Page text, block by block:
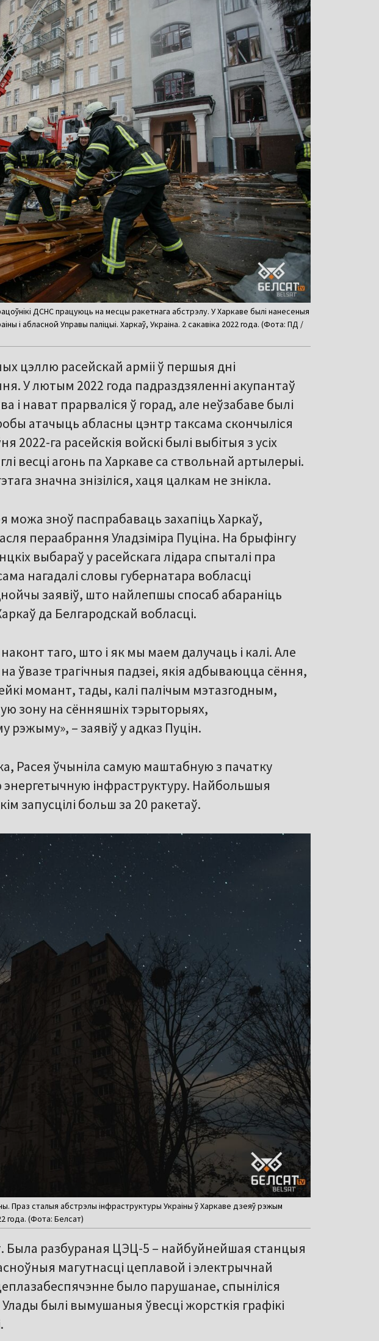
ДСНС працуюць на месцы ракетнага абстрэлу. У Харкаве былі нанесеныя
і абласной Управы паліцыі. Харкаў, Украіна. 2 сакавіка 2022 года. (Фота: ПД /
цэллю расейскай арміі ў першыя дні
У лютым 2022 года падраздзяленні акупантаў
і нават прарваліся ў горад, але неўзабаве былі
атачыць абласны цэнтр таксама скончыліся
2022-га расейскія войскі былі выбітыя з усіх
весці агонь па Харкаве са ствольнай артылерыі.
значна знізіліся, хаця цалкам не знікла.
можа зноў паспрабаваць захапіць Харкаў,
пераабрання Уладзіміра Пуціна. На брыфінгу
выбараў у расейскага лідара спыталі пра
нагадалі словы губернатара вобласці
заявіў, што найлепшы спосаб абараніць
да Белгародскай вобласці.
таго, што і як мы маем далучаць і калі. Але
ўвазе трагічныя падзеі, якія адбываюцца сёння,
момант, тады, калі палічым мэтазгодным,
зону на сённяшніх тэрыторыях,
рэжыму», – заявіў у адказ Пуцін.
Расея ўчыніла самую маштабную з пачатку
энергетычную інфраструктуру. Найбольшыя
запусцілі больш за 20 ракетаў.
Праз сталыя абстрэлы інфраструктуры Украіны ў Харкаве дзеяў рэжым
года. (Фота: Белсат)
Была разбураная ЦЭЦ-5 – найбуйнейшая станцыя
магутнасці цеплавой і электрычнай
было парушанае, спыніліся
былі вымушаныя ўвесці жорсткія графікі